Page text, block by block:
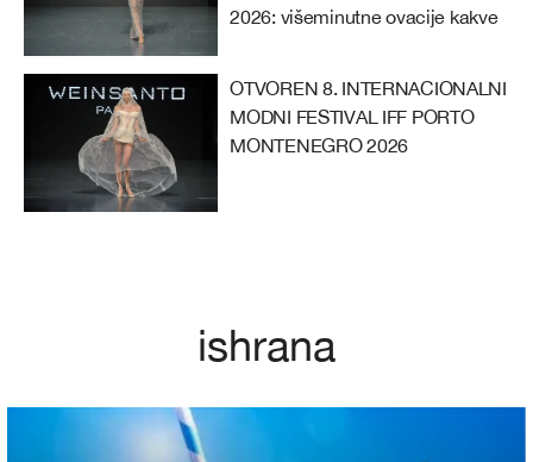
2026: višeminutne ovacije kakve
OTVOREN 8. INTERNACIONALNI
MODNI FESTIVAL IFF PORTO
MONTENEGRO 2026
ishrana